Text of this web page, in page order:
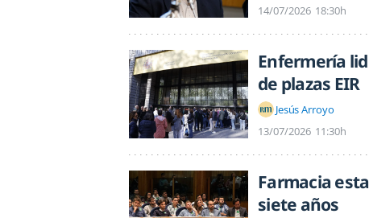
14/07/2026 18:30h
Enfermería
de plazas EIR
Jesús Arroyo
13/07/2026 11:30h
Farmacia
siete años